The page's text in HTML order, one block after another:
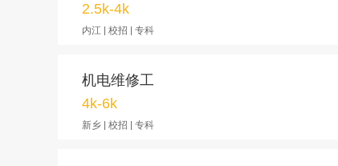
2.5k-4k
内江 | 校招 | 专科
机电维修工
4k-6k
新乡 | 校招 | 专科